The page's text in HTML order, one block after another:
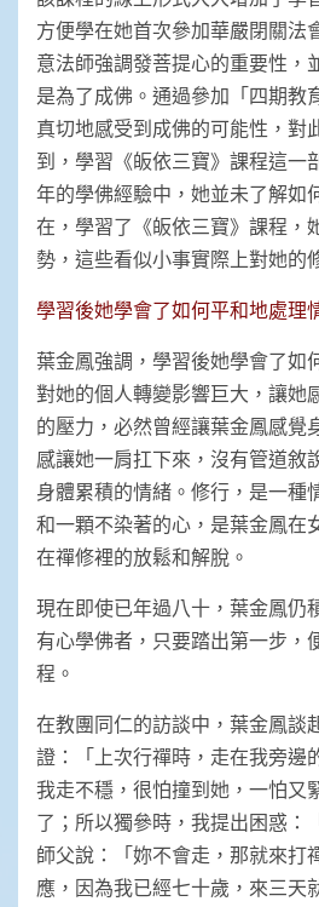
方便學在她首次參加華嚴閉關法
意法師強調發菩提心的重要性，
是為了成佛。通過參加「四期教
真切地感受到成佛的可能性，對
到，學習《皈依三寶》課程這一
年的學佛經驗中，她並未了解如
在，學習了《皈依三寶》課程，
勢，這些看似小事實際上對她的
學習後她學會了如何平和地處理
葉金鳳強調，學習後她學會了如
對她的個人轉變影響巨大，讓她
的壓力，必然曾經讓葉金鳳感覺
感讓她一肩扛下來，沒有管道敘
身體累積的情緒。修行，是一種
和一顆不染著的心，是葉金鳳在
在禪修裡的放鬆和解脫。
現在即使已年過八十，葉金鳳仍
有心學佛者，只要踏出第一步，
程。
在教團同仁的訪談中，葉金鳳談
證：「上次行禪時，走在我旁邊
我走不穩，很怕撞到她，一怕又
了；所以獨參時，我提出困惑：
師父說：「妳不會走，那就來打
應，因為我已經七十歲，來三天